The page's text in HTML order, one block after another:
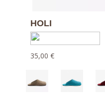
HOLI
35,00 €